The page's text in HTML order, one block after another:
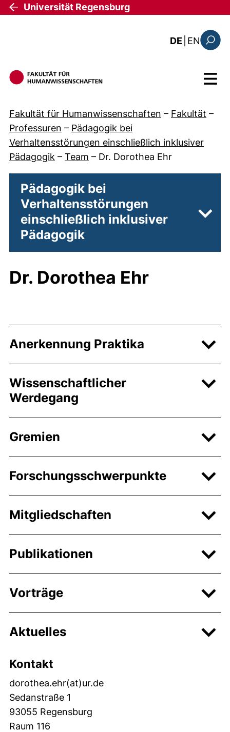
Direkt zum Inhalt
Universität Regensburg
DE EN: the
Menü
Fakultät für Humanwissenschaften – Fakultät –
Professuren – Pädagogik bei
Verhaltensstörungen einschließlich inklusiver
Pädagogik – Team – Dr. Dorothea Ehr
Pädagogik bei
Verhaltensstörungen
einschließlich inklusiver
Pädagogik
Dr. Dorothea Ehr
Anerkennung Praktika
Wissenschaftlicher
Werdegang
Gremien
Forschungsschwerpunkte
Mitgliedschaften
Publikationen
Vorträge
Aktuelles
Kontakt
dorothea.ehr​(at)​ur.de
Sedanstraße 1
93055 Regensburg
Raum 116